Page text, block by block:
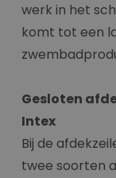
werk in het
komt tot een
Gesloten
Intex
Bij de
twee soorten